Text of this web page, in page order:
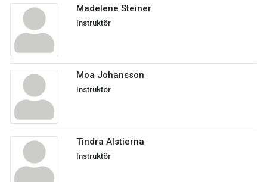
Madelene Steiner
Instruktör
Moa Johansson
Instruktör
Tindra Alstierna
Instruktör